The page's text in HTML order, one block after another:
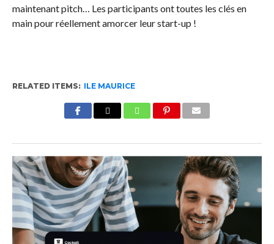
maintenant pitch… Les participants ont toutes les clés en
main pour réellement amorcer leur start-up !
RELATED ITEMS: ILE MAURICE